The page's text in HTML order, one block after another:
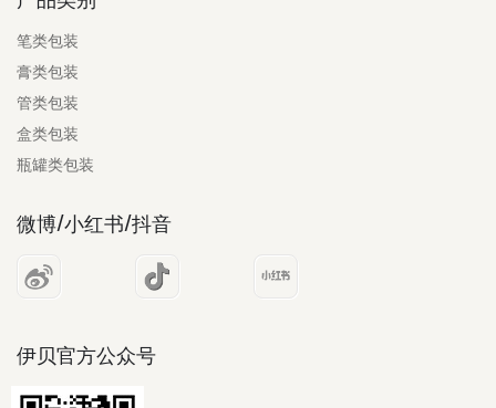
笔类包装
膏类包装
管类包装
盒类包装
瓶罐类包装
微博/小红书/抖音
伊贝官方公众号